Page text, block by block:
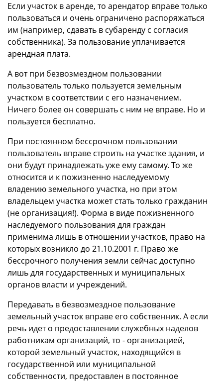
Если участок в аренде, то арендатор вправе только
пользоваться и очень ограничено распоряжаться
им (например, сдавать в субаренду с согласия
собственника). За пользование уплачивается
арендная плата.
А вот при безвозмездном пользовании
пользователь только пользуется земельным
участком в соответствии с его назначением.
Ничего более он совершать с ним не вправе. Но и
пользуется бесплатно.
При постоянном бессрочном пользовании
пользователь вправе строить на участке здания, и
они будут принадлежать уже ему самому. То же
относится и к пожизненно наследуемому
владению земельного участка, но при этом
владельцем участка может стать только гражданин
(не организация!). Форма в виде пожизненного
наследуемого пользования для граждан
применима лишь в отношении участков, право на
которых возникло до 21.10.2001 г. Право же
бессрочного получения земли сейчас доступно
лишь для государственных и муниципальных
органов власти и учреждений.
Передавать в безвозмездное пользование
земельный участок вправе его собственник. А если
речь идет о предоставлении служебных наделов
работникам организаций, то - организацией,
которой земельный участок, находящийся в
государственной или муниципальной
собственности, предоставлен в постоянное